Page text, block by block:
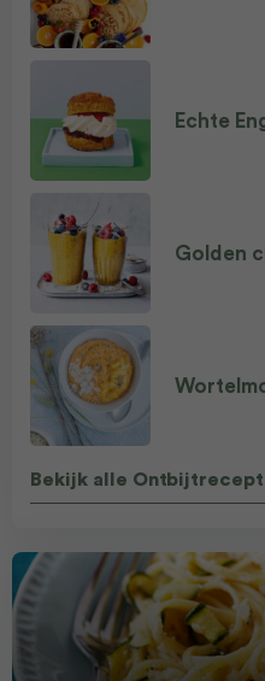
Echte
Golden
Bekijk alle